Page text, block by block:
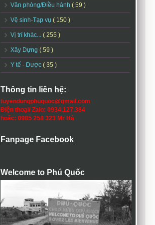
Văn phòng/Điều hành ( 59 )
Vệ sinh-Tạp vụ ( 150 )
Vị trí khác... ( 255 )
Xây Dựng ( 59 )
Y tế - Dược ( 35 )
Thông tin liên hệ:
tuyendungphuquoc@gmail.com
Điện thoại/ Zalo: 0934.127.384
hoặc: 0985 258 323 Mr Hà
Fanpage Facebook
Welcome to Phú Quốc